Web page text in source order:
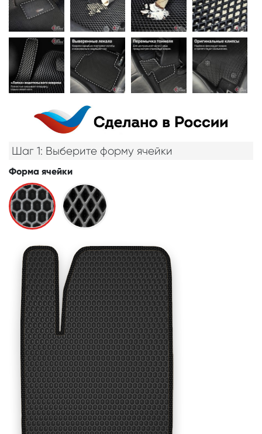
Шаг 1: Выберите форму ячейки
Форма ячейки